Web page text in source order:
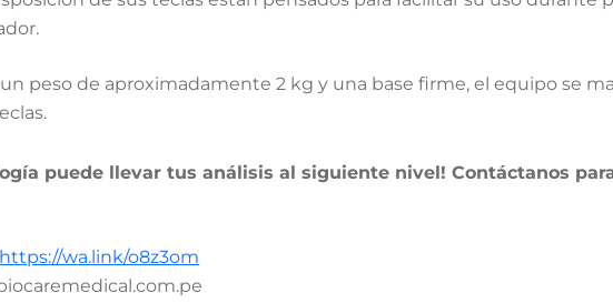
peso de aproximadamente 2 kg y una base firme, el equipo se
puede llevar tus análisis al siguiente nivel! Contáctanos
https://wa.link/o8z3om